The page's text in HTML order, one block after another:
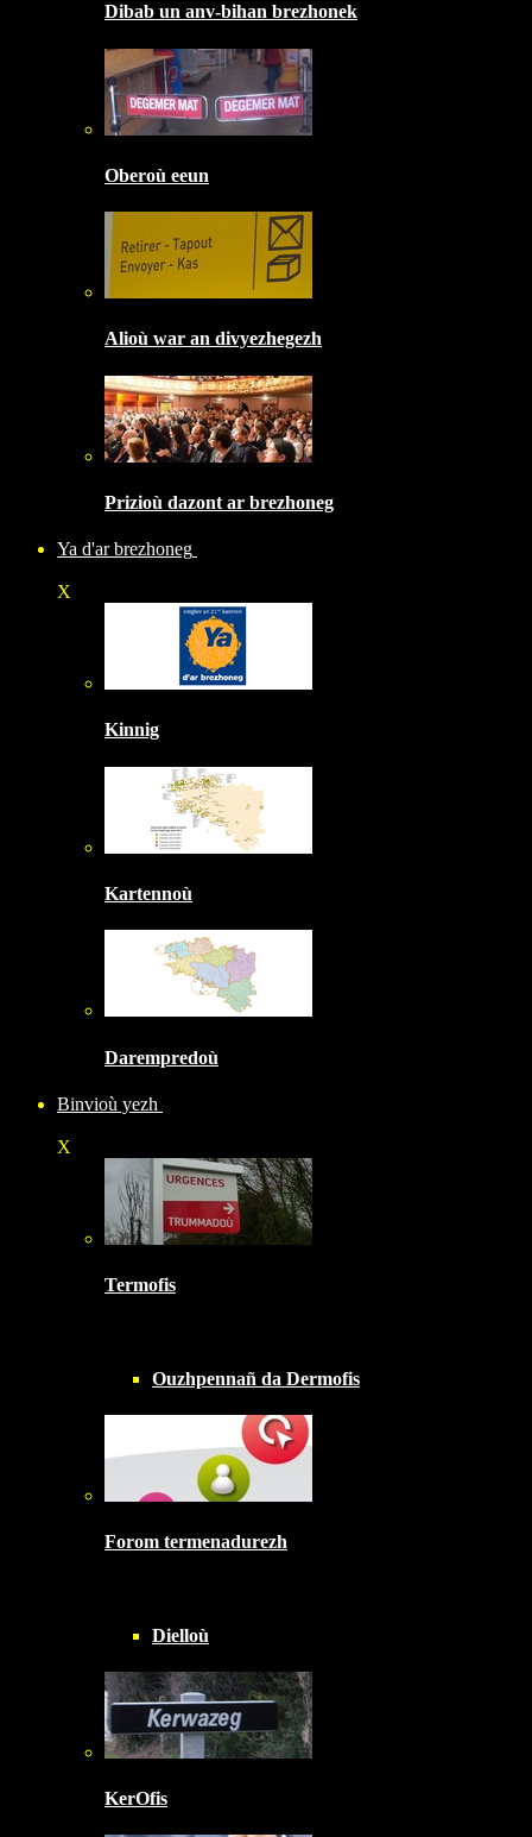
Dibab un anv-bihan brezhonek
Oberoù eeun
Alioù war an divyezhegezh
Prizioù dazont ar brezhoneg
Ya d'ar brezhoneg
X
Kinnig
Kartennoù
Darempredoù
Binvioù yezh
X
Termofis
Ouzhpennañ da Dermofis
Forom termenadurezh
Dielloù
KerOfis